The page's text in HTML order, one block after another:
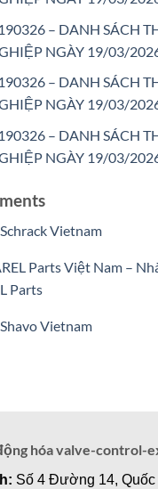
– DANH SÁCH
NGÀY 19/03/
– DANH SÁCH
NGÀY 19/03/
– DANH SÁCH
NGÀY 19/03/
Schrack Vietnam
Parts Việt Nam –
Parts
Shavo Vietnam
hóa valve-control-
Số 4 Đường 14,